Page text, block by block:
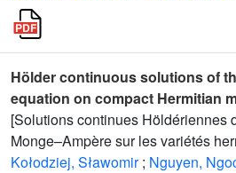
Hölder continuous solutions of
equation on compact Hermitian
[Solutions continues Höldériennes
Monge–Ampère sur les variétés
Kołodziej, Sławomir ; Nguyen,